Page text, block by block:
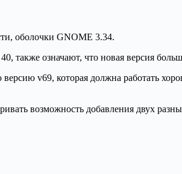
оболочки GNOME 3.34.
означают, что новая версия
v69, которая должна работать
возможность добавления двух